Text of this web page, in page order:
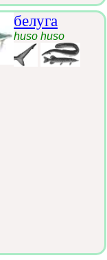
белуга
huso huso